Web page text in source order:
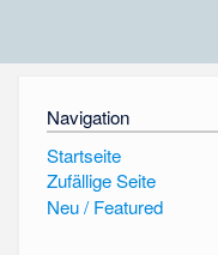
Navigation
Startseite
Zufällige Seite
Neu / Featured